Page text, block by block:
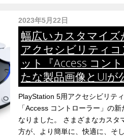
2023年5月22日
幅広いカスタマイズ
アクセシビリティ
ット『Access コン
たな製品画像とUIが
PlayStation 5用アクセシビリテ
「Access コントローラー」の
なりました。 さまざまなカスタ
方が、より簡単に、快適に、そ